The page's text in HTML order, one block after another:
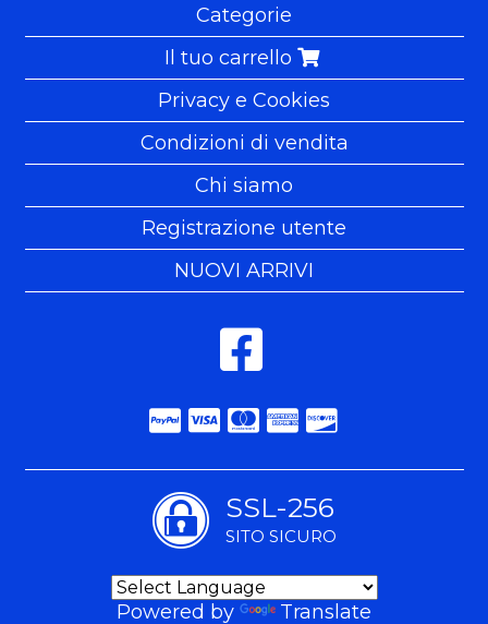
Categorie
Il tuo carrello
Privacy e Cookies
Condizioni di vendita
Chi siamo
Registrazione utente
NUOVI ARRIVI
SSL-256
SITO SICURO
Powered by Translate